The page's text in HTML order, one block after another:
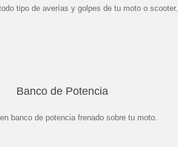
tipo de averías y golpes de tu moto o scooter.
Banco de Potencia
banco de potencia frenado sobre tu moto.